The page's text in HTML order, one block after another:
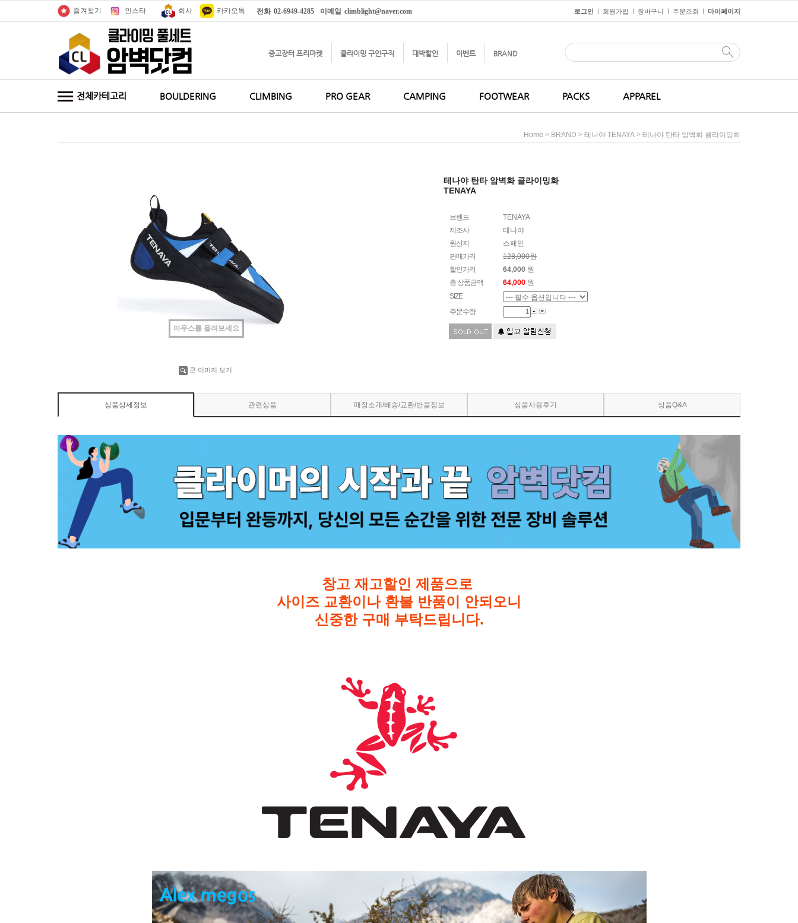
즐겨찾기 인스타 카카오톡
회사 전화 02-6949-4285 이메일 climblight@naver.com 로그인 ㅣ 회원가입 ㅣ 장바구니 ㅣ 주문조회 ㅣ 마이페이지
중고장터 프리마켓 클라이밍 구인구직 대박할인 이벤트 BRAND
전체카테고리 BOULDERING CLIMBING PRO GEAR CAMPING FOOTWEAR PACKS APPAREL
Home > BRAND > 테나야 TENAYA > 테나야 탄타 암벽화 클라이밍화
마우스를 올려보세요
큰 이미지 보기
테나야 탄타 암벽화 클라이밍화
TENAYA
브랜드
TENAYA
제조사
테나야
원산지
스페인
판매가격
128,000원
할인가격
64,000 원
총 상품금액
64,000 원
SIZE
주문수량
상품상세정보 관련상품 매장소개/배송/교환/반품정보 상품사용후기 상품Q&A
창고 재고할인 제품으로
사이즈 교환이나 환불 반품이 안되오니
신중한 구매 부탁드립니다.